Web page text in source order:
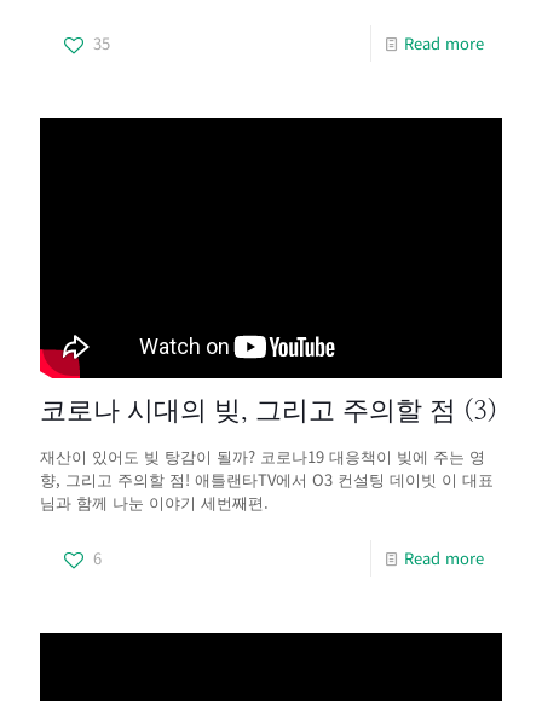
35 Read more
코로나 시대의 빚, 그리고 주의할 점 (3)
재산이 있어도 빚 탕감이 될까? 코로나19 대응책이 빚에 주는 영
향, 그리고 주의할 점! 애틀랜타TV에서 O3 컨설팅 데이빗 이 대표
님과 함께 나눈 이야기 세번째편.
6 Read more